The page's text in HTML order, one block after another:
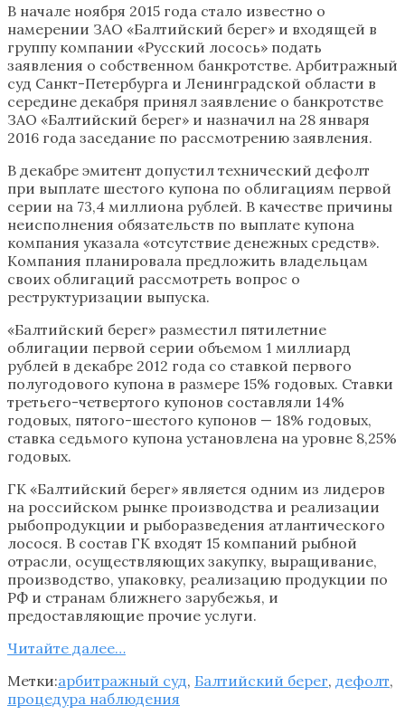
В начале ноября 2015 года стало известно о
намерении ЗАО «Балтийский берег» и входящей в
группу компании «Русский лосось» подать
заявления о собственном банкротстве. Арбитражный
суд Санкт-Петербурга и Ленинградской области в
середине декабря принял заявление о банкротстве
ЗАО «Балтийский берег» и назначил на 28 января
2016 года заседание по рассмотрению заявления.
В декабре эмитент допустил технический дефолт
при выплате шестого купона по облигациям первой
серии на 73,4 миллиона рублей. В качестве причины
неисполнения обязательств по выплате купона
компания указала «отсутствие денежных средств».
Компания планировала предложить владельцам
своих облигаций рассмотреть вопрос о
реструктуризации выпуска.
«Балтийский берег» разместил пятилетние
облигации первой серии объемом 1 миллиард
рублей в декабре 2012 года со ставкой первого
полугодового купона в размере 15% годовых. Ставки
третьего-четвертого купонов составляли 14%
годовых, пятого-шестого купонов — 18% годовых,
ставка седьмого купона установлена на уровне 8,25%
годовых.
ГК «Балтийский берег» является одним из лидеров
на российском рынке производства и реализации
рыбопродукции и рыборазведения атлантического
лосося. В состав ГК входят 15 компаний рыбной
отрасли, осуществляющих закупку, выращивание,
производство, упаковку, реализацию продукции по
РФ и странам ближнего зарубежья, и
предоставляющие прочие услуги.
Читайте далее…
Метки:арбитражный суд, Балтийский берег, дефолт,
процедура наблюдения